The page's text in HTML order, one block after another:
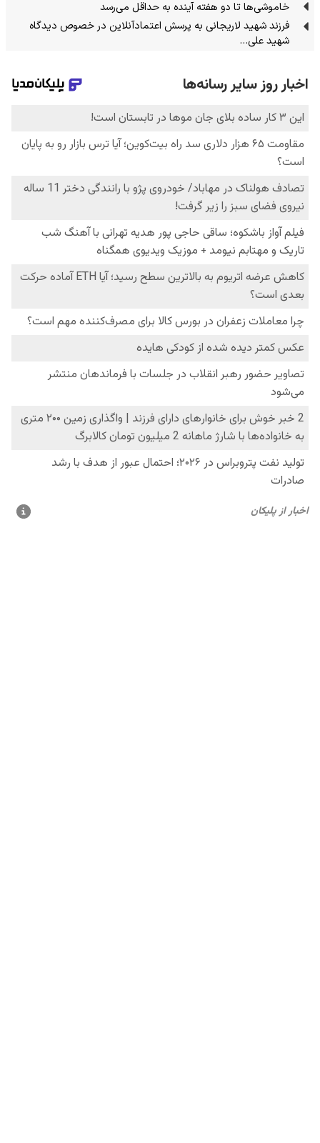
خاموشی‌ها تا دو هفته آینده به حداقل می‌رسد
فرزند شهید لاریجانی به پرسش اعتمادآنلاین در خصوص دیدگاه
شهید علی…